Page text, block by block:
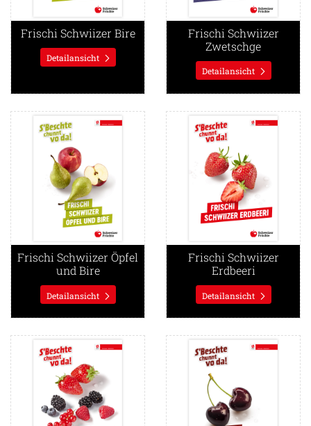
Frischi Schwiizer Bire
Detailansicht
Frischi Schwiizer
Zwetschge
Detailansicht
Frischi Schwiizer Öpfel
und Bire
Detailansicht
Detailansicht Frischi Schwiizer Öpfel und Bire
Frischi Schwiizer
Erdbeeri
Detailansicht
Detailansicht Frischi
Detailansicht Frischi Schwiizer BeeriDetailansicht Frischi